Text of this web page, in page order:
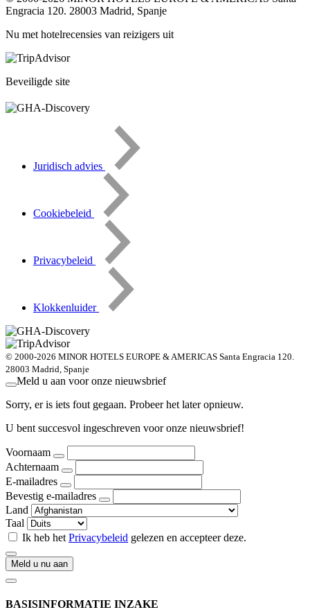
Engracia 120. 28003 Madrid, Spanje
Nu met hotelrecensies van reizigers uit
Beveiligde site
Juridisch advies
Cookiebeleid
Privacybeleid
Klokkenluider
© 2000-2026 MINOR HOTELS EUROPE & AMERICAS Santa Engracia 120.
28003 Madrid, Spanje
Meld u aan voor onze nieuwsbrief
Sorry, er is iets fout gegaan. Probeer het later opnieuw.
U bent succesvol ingeschreven voor onze nieuwsbrief!
Voornaam
Achternaam
E-mailadres
Bevestig e-mailadres
Land
Taal
Ik heb het Privacybeleid gelezen en accepteer deze.
Meld u nu aan
BASISINFORMATIE INZAKE